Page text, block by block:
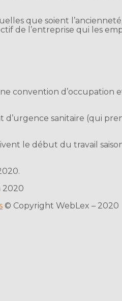
que soient
de l’entreprise qui les
convention d’occupation
d’urgence sanitaire (qui
le début du travail
2020
© Copyright WebLex – 2020